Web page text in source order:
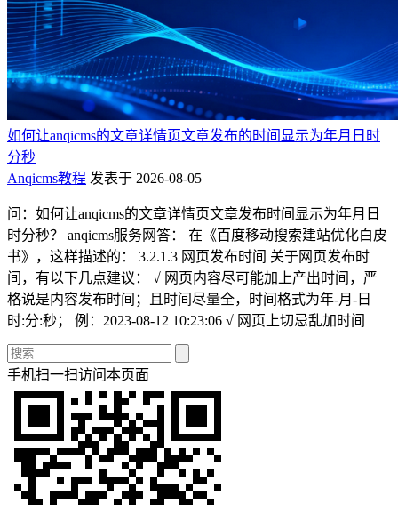
如何让anqicms的文章详情页文章发布的时间显示为年月日时
分秒
Anqicms教程 发表于 2026-08-05
问：如何让anqicms的文章详情页文章发布时间显示为年月日
时分秒？ anqicms服务网答： 在《百度移动搜索建站优化白皮
书》，这样描述的： 3.2.1.3 网页发布时间 关于网页发布时
间，有以下几点建议： √ 网页内容尽可能加上产出时间，严
格说是内容发布时间；且时间尽量全，时间格式为年-月-日
时:分:秒； 例：2023-08-12 10:23:06 √ 网页上切忌乱加时间
手机扫一扫访问本页面